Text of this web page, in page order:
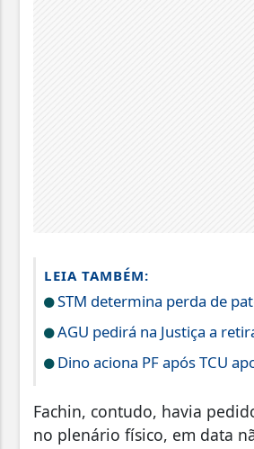
LEIA TAMBÉM:
STM determina perda de
AGU pedirá na Justiça a
Dino aciona PF após TCU
Fachin, contudo, havia
no plenário físico, em data